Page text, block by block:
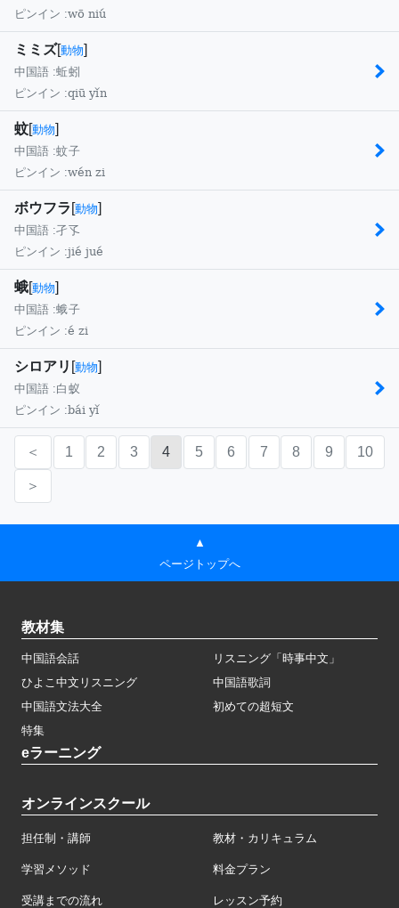
ピンイン :wō niú
ミミズ[動物]
中国語 :蚯蚓
ピンイン :qiū yǐn
蚊[動物]
中国語 :蚊子
ピンイン :wén zi
ボウフラ [動物]
中国語 :孑孓
ピンイン :jié jué
蛾[動物]
中国語 :蛾子
ピンイン :é zi
シロアリ [動物]
中国語 :白蚁
ピンイン :bái yǐ
＜ 1 2 3 4 5 6 7 8 9 10
＞
▲
ページトップへ
教材集
中国語会話
リスニング「時事中文」
ひよこ中文リスニング
中国語歌詞
中国語文法大全
初めての超短文
特集
eラーニング
オンラインスクール
担任制・講師 教材・カリキュラム
学習メソッド 料金プラン
受講までの流れ レッスン予約